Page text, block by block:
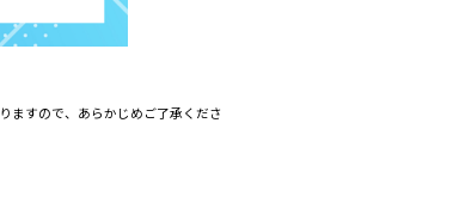
ますので、あらかじめご了承くださ